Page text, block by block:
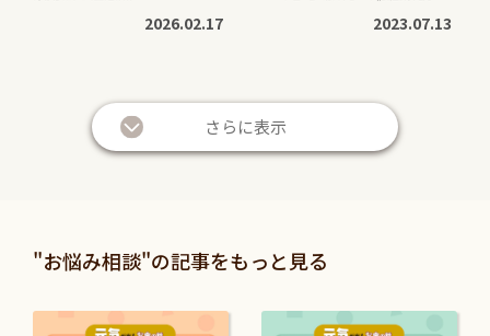
2026.02.17 2023.07.13
投資信託と株の違いは？仕
組みやリスク、利益などを
2026.05.28
き
を
退職金は定期預金で運用す
べき？メリット・デメリッ
2026.05.21
さらに表示
"お悩み相談"の記事をもっと見る